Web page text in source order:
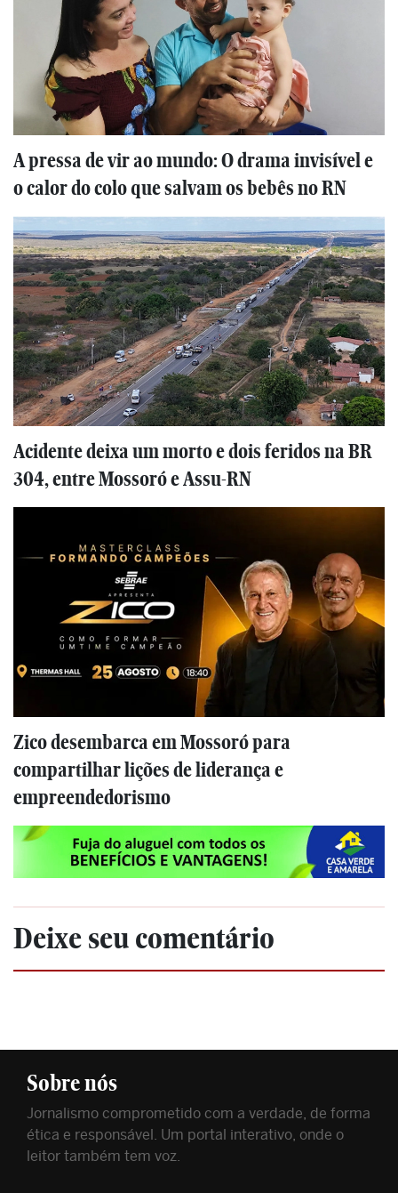
A pressa de vir ao mundo: O drama invisível e
o calor do colo que salvam os bebês no RN
Acidente deixa um morto e dois feridos na BR
304, entre Mossoró e Assu-RN
Zico desembarca em Mossoró para
compartilhar lições de liderança e
empreendedorismo
Deixe seu comentário
Sobre nós
Jornalismo comprometido com a verdade, de forma
ética e responsável. Um portal interativo, onde o
leitor também tem voz.